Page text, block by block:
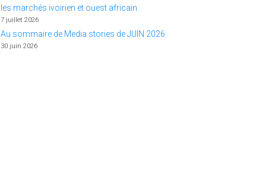
les marchés ivoirien et ouest africain.
7 juillet 2026
Au sommaire de Media stories de JUIN 2026
30 juin 2026